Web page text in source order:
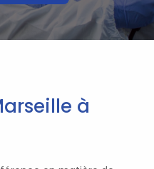
à